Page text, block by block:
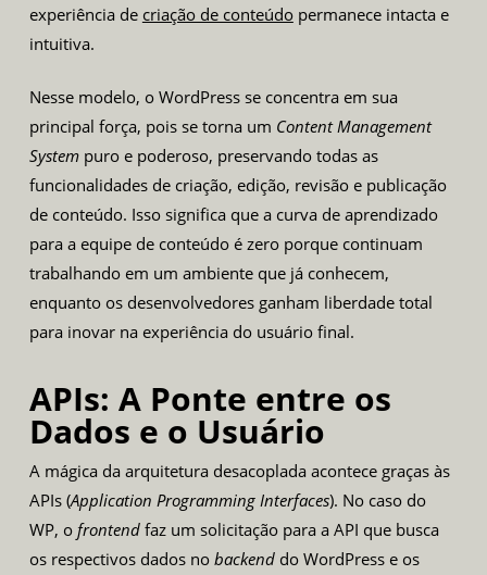
experiência de criação de conteúdopermanece intacta e
intuitiva.
Nesse modelo, o WordPress se concentra em sua
principal força, pois se torna um Content Management
Systempuro e poderoso, preservando todas as
funcionalidades de criação, edição, revisão e publicação
de conteúdo. Isso significa que a curva de aprendizado
para a equipe de conteúdo é zero porque continuam
trabalhando em um ambiente que já conhecem,
enquanto os desenvolvedores ganham liberdade total
para inovar na experiência do usuário final.
APIs: A Ponte entre os
Dados e o Usuário
A mágica da arquitetura desacoplada acontece graças às
APIs (Application Programming Interfaces). No caso do
WP, o frontendfaz um solicitação para a API que busca
os respectivos dados no backend do WordPress e os